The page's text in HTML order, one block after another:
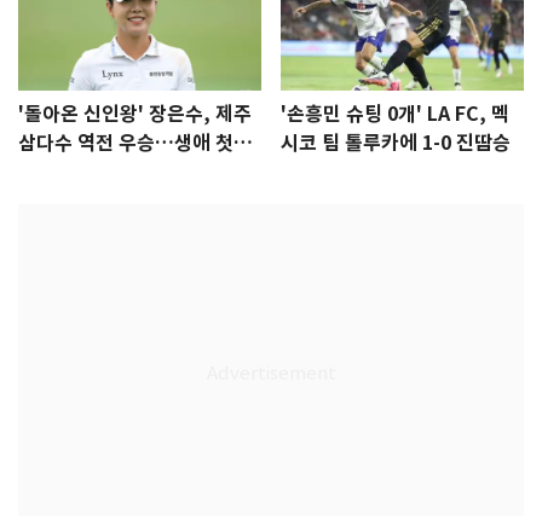
'돌아온 신인왕' 장은수, 제주
삼다수 역전 우승…생애 첫승
'손흥민 슈팅 0개' LA FC, 멕
시코 팀 톨루카에 1-0 진땀승